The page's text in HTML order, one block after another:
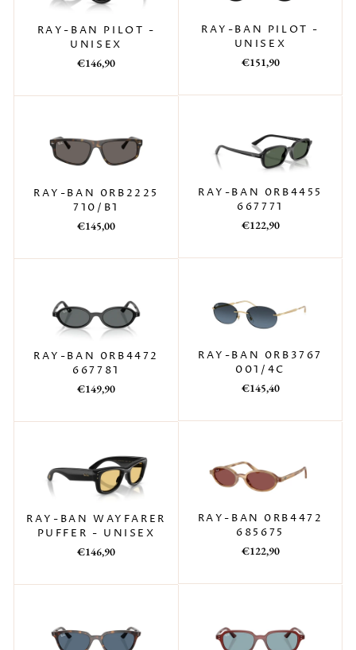
RAY-BAN PILOT -
UNISEX
Prezzo
Prezzo
€146,90
RAY-BAN PILOT -
UNISEX
Prezzo
listino
Prezzo
€151,90
RAY-BAN 0RB2225
710/B1
€145,00
RAY-BAN 0RB4455
667771
Prezzo
listino
Prezzo
€122,90
RAY-BAN 0RB4472
667781
Prezzo
Prezzo
€149,90
RAY-BAN 0RB3767
001/4C
Prezzo
listino
Prezzo
€145,40
RAY-BAN WAYFARER
PUFFER - UNISEX
Prezzo
Prezzo
€146,90
RAY-BAN 0RB4472
685675
Prezzo
listino
Prezzo
€122,90